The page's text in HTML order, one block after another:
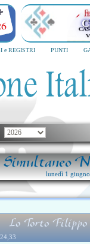
e REGISTRI PUNTI
Simultaneo
lunedì 1
Lo Torto